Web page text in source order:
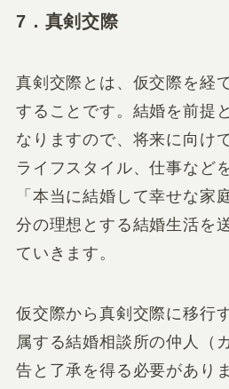
7．真剣交際
真剣交際とは、仮交際を経
することです。結婚を前提
なりますので、将来に向け
ライフスタイル、仕事など
「本当に結婚して幸せな家
分の理想とする結婚生活を
ていきます。
仮交際から真剣交際に移行
属する結婚相談所の仲人（
告と了承を得る必要があり